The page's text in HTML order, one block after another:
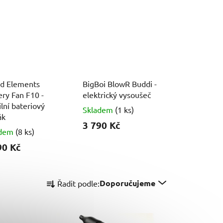
Elements
Fan F10 -
bateriový
(8 ks)
Kč
BigBoi BlowR Buddi -
elektrický vysoušeč
Skladem (1 ks)
3 790 Kč
a Řadit podle:Doporučujeme